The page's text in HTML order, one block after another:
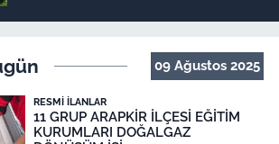
09 Ağustos 2025
RESMI İLANLAR
11 GRUP ARAPKİR İLÇESİ EĞİTİM
KURUMLARI DOĞALGAZ